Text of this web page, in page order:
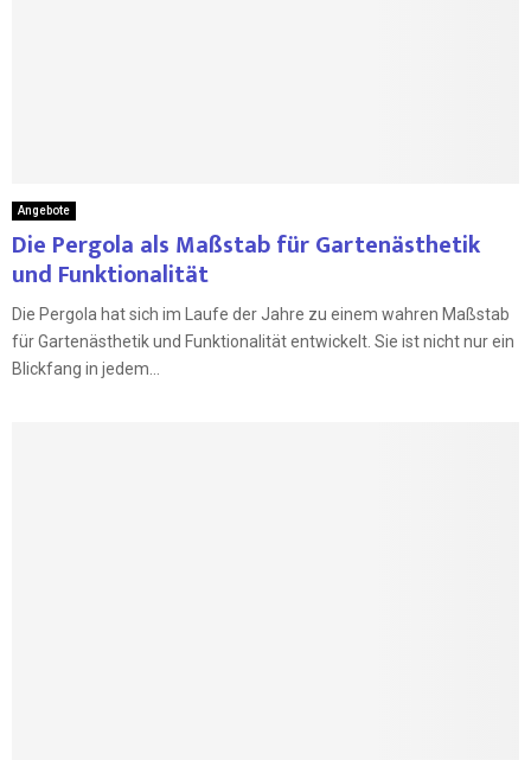
Angebote
Die Pergola als Maßstab für Gartenästhetik
und Funktionalität
Die Pergola hat sich im Laufe der Jahre zu einem wahren Maßstab
für Gartenästhetik und Funktionalität entwickelt. Sie ist nicht nur ein
Blickfang in jedem...